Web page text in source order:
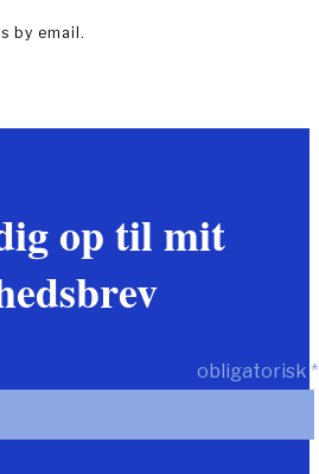
by email.
op til mit
*
obligatorisk